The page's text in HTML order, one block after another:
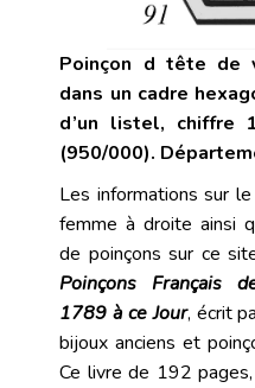
Poinçon d tête de
dans un cadre
d’un listel, chiffre
(950/000).
Les informations sur
femme à droite ainsi
de poinçons sur ce
Poinçons Français
1789 à ce Jour, écrit
bijoux anciens et
Ce livre de 192